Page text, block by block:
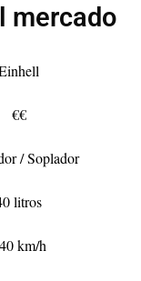
mercado
€€
/ Soplador
litros
km/h